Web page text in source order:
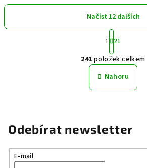
O
v
l
á
í
Načíst 12 dalších
S
t
r
á
n
k
o
í
1 21
241 položek celkem
Nahoru
Odebírat newsletter
E-mail